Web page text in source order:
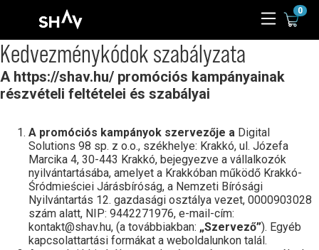
0
Kedvezménykódok szabályzata
A https://shav.hu/ promóciós kampányainak
részvételi feltételei és szabályai
A promóciós kampányok szervezője a Digital
Solutions 98 sp. z o.o., székhelye: Krakkó, ul. Józefa
Marcika 4, 30-443 Krakkó, bejegyezve a vállalkozók
nyilvántartásába, amelyet a Krakkóban működő Krakkó-
Śródmieściei Járásbíróság, a Nemzeti Bírósági
Nyilvántartás 12. gazdasági osztálya vezet, 0000903028
szám alatt, NIP: 9442271976, e-mail-cím:
kontakt@shav.hu, (a továbbiakban: „Szervező”). Egyéb
kapcsolattartási formákat a weboldalunkon talál.